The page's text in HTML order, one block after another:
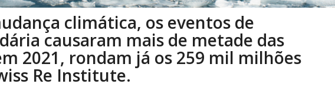
climática, os eventos de
causaram mais de metade das
2021, rondam já os 259 mil milhões
Re Institute.